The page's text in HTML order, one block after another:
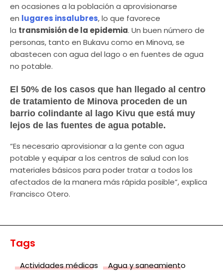
en ocasiones a la población a aprovisionarse
en lugares insalubres, lo que favorece
la transmisión de la epidemia. Un buen número de
personas, tanto en Bukavu como en Minova, se
abastecen con agua del lago o en fuentes de agua
no potable.
El 50% de los casos que han llegado al centro
de tratamiento de Minova proceden de un
barrio colindante al lago Kivu que está muy
lejos de las fuentes de agua potable.
“Es necesario aprovisionar a la gente con agua
potable y equipar a los centros de salud con los
materiales básicos para poder tratar a todos los
afectados de la manera más rápida posible”, explica
Francisco Otero.
Tags
Actividades médicas
Agua y saneamiento